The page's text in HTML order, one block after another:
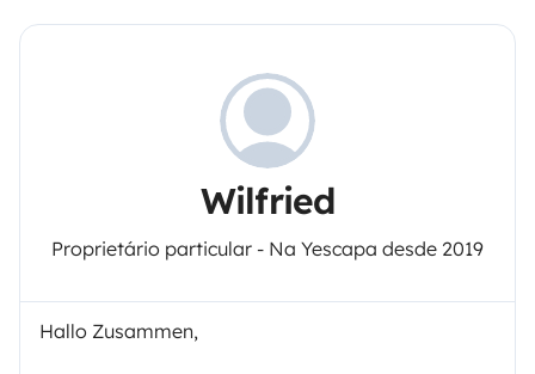
Wilfried
Proprietário particular - Na Yescapa desde 2019
Hallo Zusammen,